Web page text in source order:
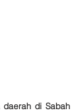
daerah di Sabah